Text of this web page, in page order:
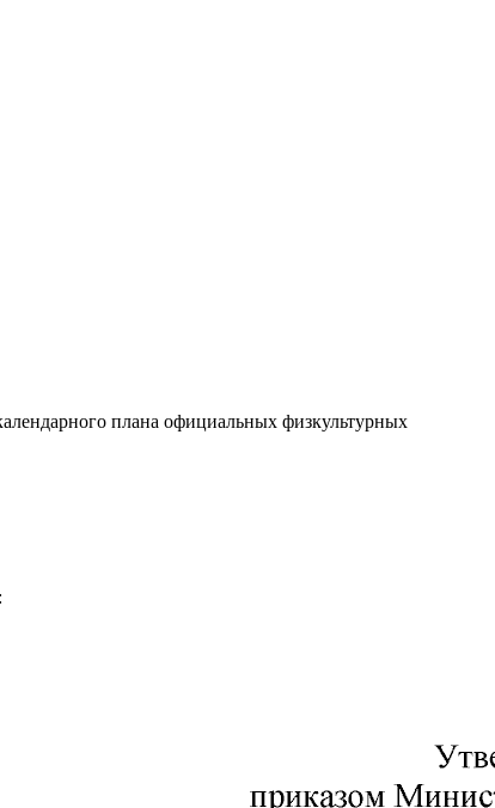
плана официальных физкультурных
: